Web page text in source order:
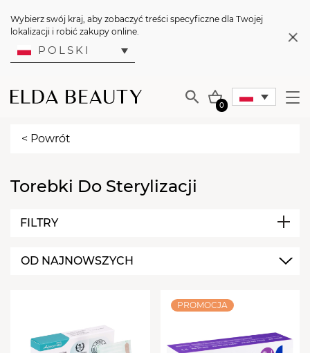
Wybierz swój kraj, aby zobaczyć treści specyficzne dla Twojej
lokalizacji i robić zakupy online.
POLSKI
0
< Powrót
Torebki Do Sterylizacji
FILTRY
MediBag
OD NAJNOWSZYCH
PROMOCJA